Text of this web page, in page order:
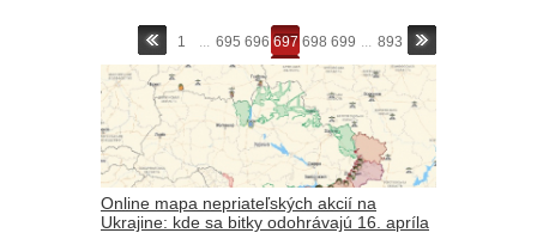
1 ... 695 696 697 698 699 ... 893
Online mapa nepriateľských akcií na
Ukrajine: kde sa bitky odohrávajú 16. apríla